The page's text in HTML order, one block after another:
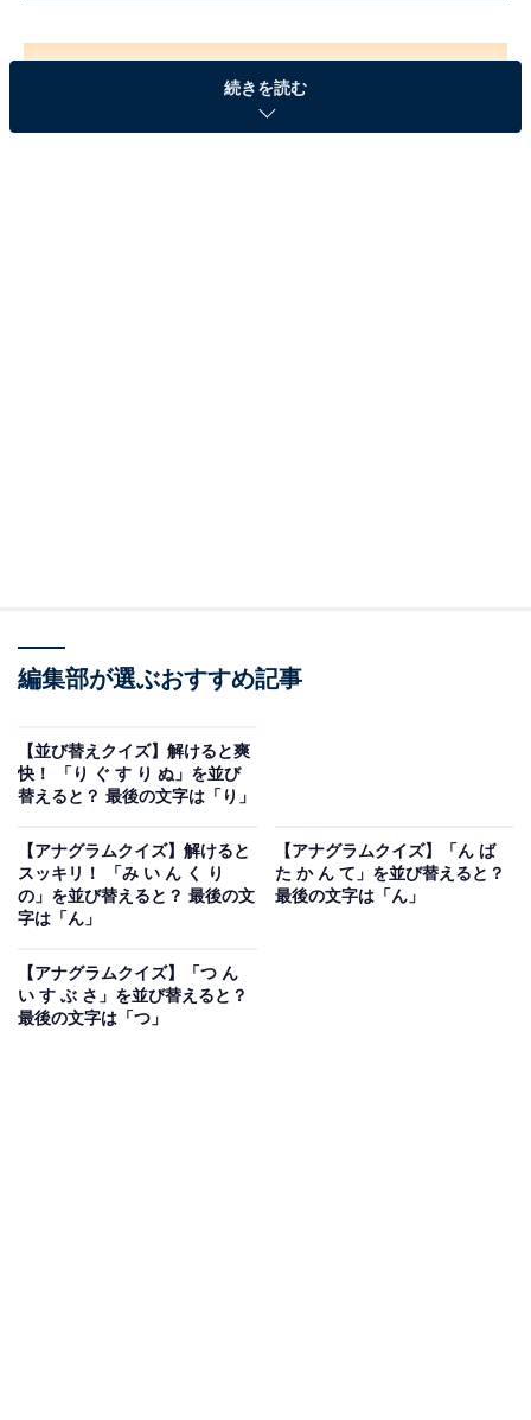
あわせて読みたい
す り ぬ」を並び替えると？ 最後の文字は
「り」
あわせて読みたい
【アナグラムクイズ】「し え ひ つ か」を並
び替えると？ 1分以内で挑戦しよう
次ページ
続きを読む
編集部が選ぶおすすめ記事
【並び替えクイズ】解けると爽
快！ 「り ぐ す り ぬ」を並び
替えると？ 最後の文字は「り」
【アナグラムクイズ】解けると
スッキリ！ 「み い ん く り
の」を並び替えると？ 最後の文
字は「ん」
【アナグラムクイズ】「ん ば
た か ん て」を並び替えると？
最後の文字は「ん」
【アナグラムクイズ】「つ ん
い す ぶ さ」を並び替えると？
最後の文字は「つ」